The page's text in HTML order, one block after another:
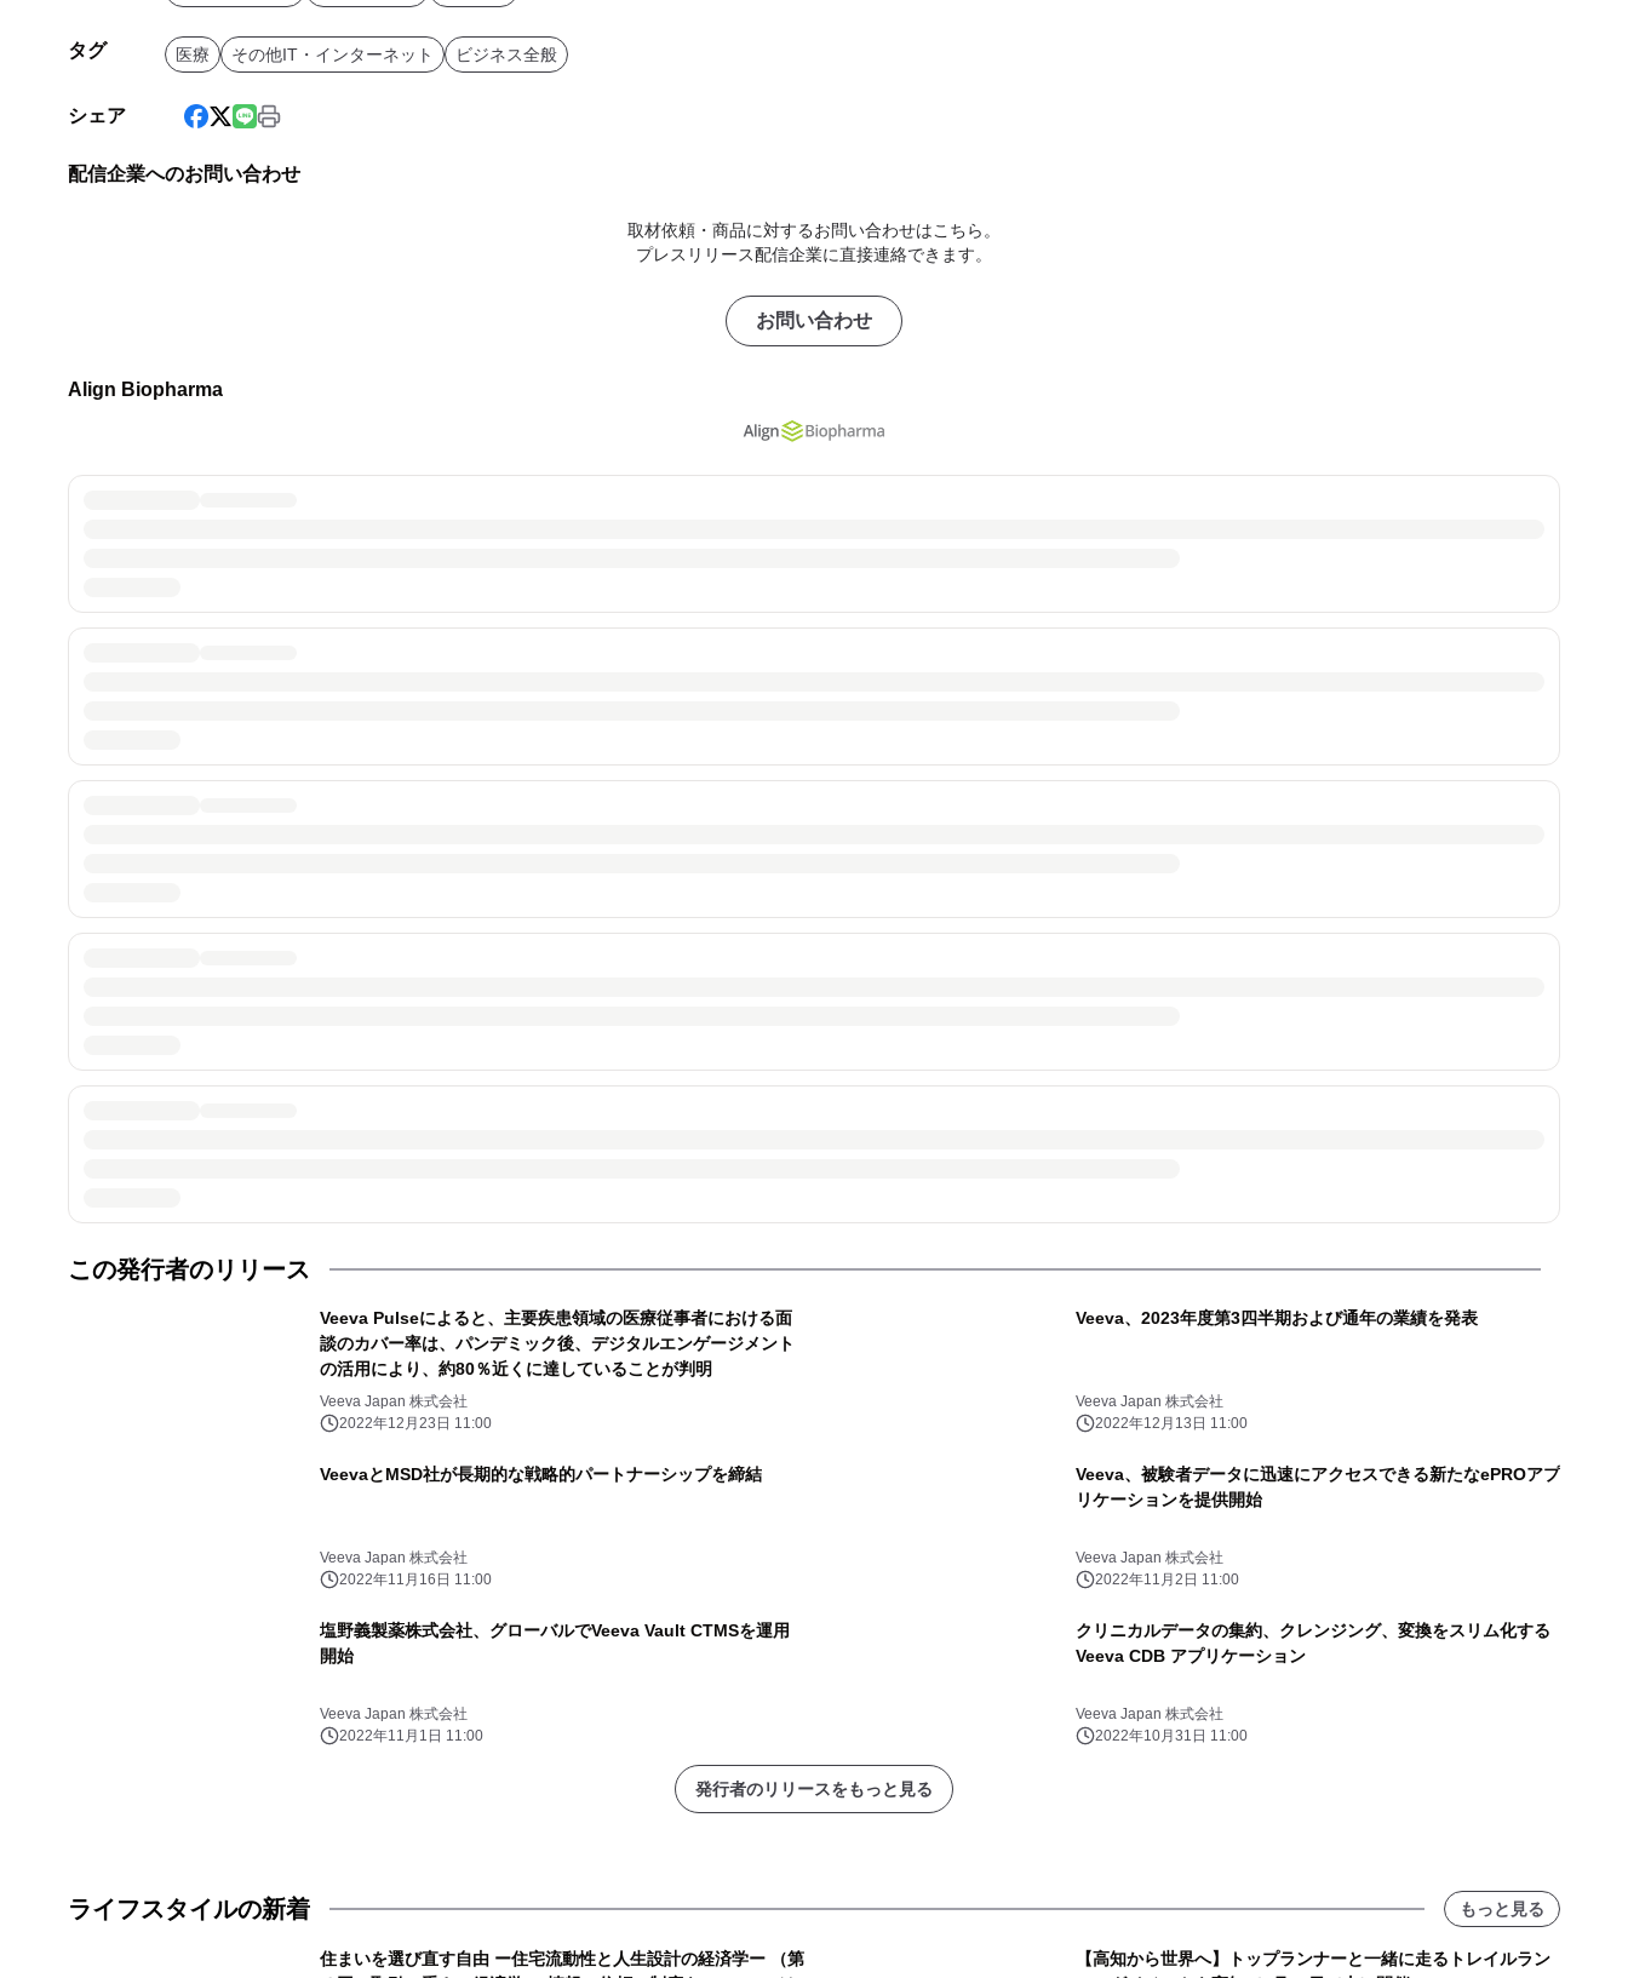
タグ 医療 その他IT・インターネット ビジネス全般
シェア
配信企業へのお問い合わせ
取材依頼・商品に対するお問い合わせはこちら。
プレスリリース配信企業に直接連絡できます。
お問い合わせ
Align Biopharma
この発行者のリリース
Veeva Pulseによると、主要疾患領域の医療従事者における面
談のカバー率は、パンデミック後、デジタルエンゲージメント
の活用により、約80％近くに達していることが判明
Veeva Japan 株式会社
2022年12月23日 11:00
Veeva、2023年度第3四半期および通年の業績を発表
Veeva Japan 株式会社
2022年12月13日 11:00
VeevaとMSD社が長期的な戦略的パートナーシップを締結
Veeva Japan 株式会社
2022年11月16日 11:00
Veeva、被験者データに迅速にアクセスできる新たなePROアプ
リケーションを提供開始
Veeva Japan 株式会社
2022年11月2日 11:00
塩野義製薬株式会社、グローバルでVeeva Vault CTMSを運用
開始
Veeva Japan 株式会社
2022年11月1日 11:00
クリニカルデータの集約、クレンジング、変換をスリム化する
Veeva CDB アプリケーション
Veeva Japan 株式会社
2022年10月31日 11:00
発行者のリリースをもっと見る
ライフスタイルの新着 もっと見る
住まいを選び直す自由 ー住宅流動性と人生設計の経済学ー （第
【高知から世界へ】トップランナーと一緒に走るトレイルラン